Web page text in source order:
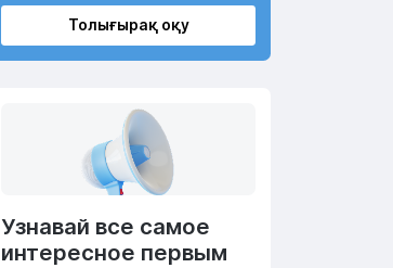
Толығырақ оқу
Узнавай все самое
интересное первым